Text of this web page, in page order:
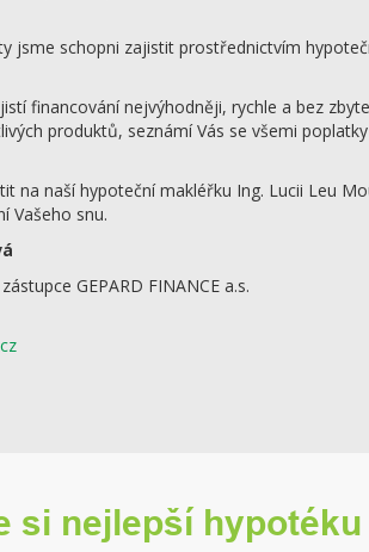
jsme schopni zajistit prostřednictvím
financování nejvýhodněji, rychle a bez
produktů, seznámí Vás se všemi
na naší hypoteční makléřku Ing. Lucii Leu
Vašeho snu.
GEPARD FINANCE a.s.